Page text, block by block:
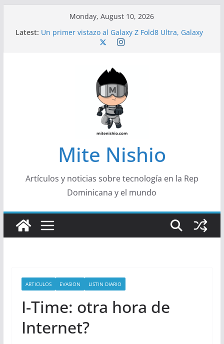
Monday, August 10, 2026
Latest: Un primer vistazo al Galaxy Z Fold8 Ultra, Galaxy
Z Fold8 y Galaxy Z Flip8
Conferencistas analizarán los desafíos que
redefinen el futuro de las finanzas y la economía
Segunda edición de Marketing Unplugged
impulsa el marketing con propósito
Alerta sobre nueva campaña de ciberataques
que afecta a organizaciones de América Latina
Mite Nishio
Artículos y noticias sobre tecnología en la Rep
Dominicana y el mundo
ARTICULOS EVASION LISTIN DIARIO
I-Time: otra hora de
Internet?